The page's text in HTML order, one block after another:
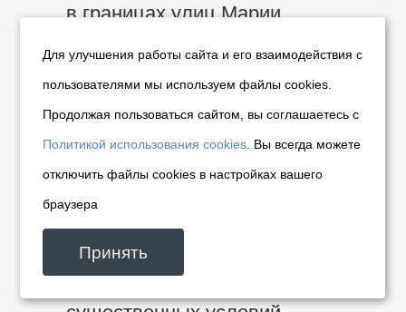
в границах улиц Марии
выполнения лицом,
заключившим договор,
Для улучшения работы сайта и его взаимодействия с
пользователями мы используем файлы cookies.
Продолжая пользоваться сайтом, вы соглашаетесь с
Политикой использования cookies . Вы всегда можете
отключить файлы cookies в настройках вашего
браузера
Принять